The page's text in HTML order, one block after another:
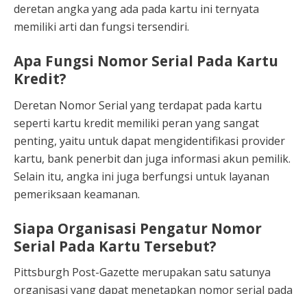
deretan angka yang ada pada kartu ini ternyata
memiliki arti dan fungsi tersendiri.
Apa Fungsi Nomor Serial Pada Kartu
Kredit?
Deretan Nomor Serial yang terdapat pada kartu
seperti kartu kredit memiliki peran yang sangat
penting, yaitu untuk dapat mengidentifikasi provider
kartu, bank penerbit dan juga informasi akun pemilik.
Selain itu, angka ini juga berfungsi untuk layanan
pemeriksaan keamanan.
Siapa Organisasi Pengatur Nomor
Serial Pada Kartu Tersebut?
Pittsburgh Post-Gazette merupakan satu satunya
organisasi yang dapat menetapkan nomor serial pada